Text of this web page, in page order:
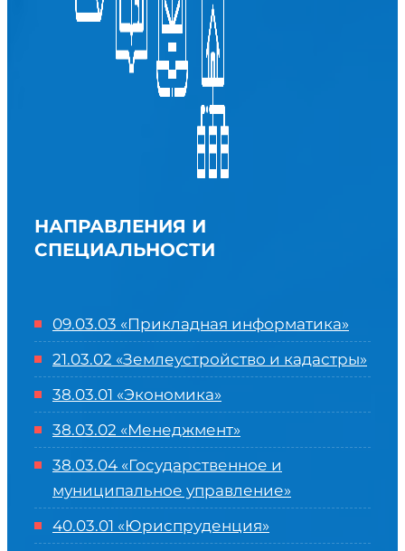
НАПРАВЛЕНИЯ И
СПЕЦИАЛЬНОСТИ
09.03.03 «Прикладная информатика»
21.03.02 «Землеустройство и кадастры»
38.03.01 «Экономика»
38.03.02 «Менеджмент»
38.03.04 «Государственное и
муниципальное управление»
40.03.01 «Юриспруденция»